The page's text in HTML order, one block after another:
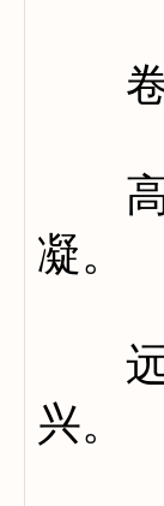
卷
高
凝。
远
兴。